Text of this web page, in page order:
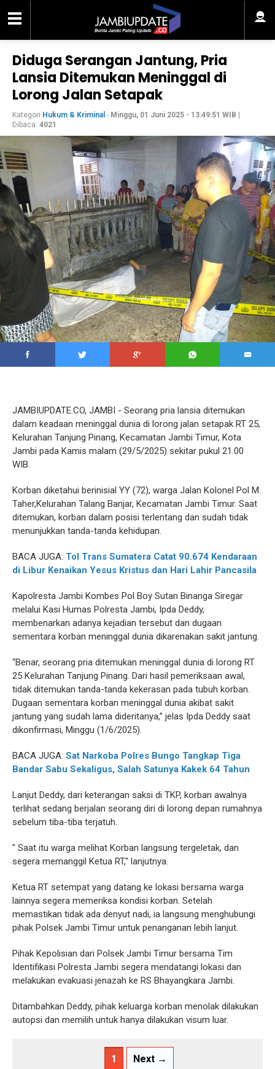
Diduga Serangan Jantung, Pria
Lansia Ditemukan Meninggal di
Lorong Jalan Setapak
Kategori Hukum & Kriminal - Minggu, 01 Juni 2025 - 13:49:51 WIB
Dibaca: 4021
JAMBIUPDATE.CO, JAMBI - Seorang pria lansia ditemukan
dalam keadaan meninggal dunia di lorong jalan setapak RT 25,
Kelurahan Tanjung Pinang, Kecamatan Jambi Timur, Kota
Jambi pada Kamis malam (29/5/2025) sekitar pukul 21.00
WIB.
Korban diketahui berinisial YY (72), warga Jalan Kolonel Pol M.
Taher,Kelurahan Talang Banjar, Kecamatan Jambi Timur. Saat
ditemukan, korban dalam posisi terlentang dan sudah tidak
menunjukkan tanda-tanda kehidupan.
BACA JUGA: Tol Trans Sumatera Catat 90.674 Kendaraan
di Libur Kenaikan Yesus Kristus dan Hari Lahir Pancasila
Kapolresta Jambi Kombes Pol Boy Sutan Binanga Siregar
melalui Kasi Humas Polresta Jambi, Ipda Deddy,
membenarkan adanya kejadian tersebut dan dugaan
sementara korban meninggal dunia dikarenakan sakit jantung.
“Benar, seorang pria ditemukan meninggal dunia di lorong RT
25 Kelurahan Tanjung Pinang. Dari hasil pemeriksaan awal,
tidak ditemukan tanda-tanda kekerasan pada tubuh korban.
Dugaan sementara korban meninggal dunia akibat sakit
jantung yang sudah lama dideritanya,” jelas Ipda Deddy saat
dikonfirmasi, Minggu (1/6/2025).
BACA JUGA: Sat Narkoba Polres Bungo Tangkap Tiga
Bandar Sabu Sekaligus, Salah Satunya Kakek 64 Tahun
Lanjut Deddy, dari keterangan saksi di TKP, korban awalnya
terlihat sedang berjalan seorang diri di lorong depan rumahnya
sebelum tiba-tiba terjatuh.
" Saat itu warga melihat Korban langsung tergeletak, dan
segera memanggil Ketua RT," lanjutnya.
Ketua RT setempat yang datang ke lokasi bersama warga
lainnya segera memeriksa kondisi korban. Setelah
memastikan tidak ada denyut nadi, ia langsung menghubungi
pihak Polsek Jambi Timur untuk penanganan lebih lanjut.
Pihak Kepolisian dari Polsek Jambi Timur bersama Tim
Identifikasi Polresta Jambi segera mendatangi lokasi dan
melakukan evakuasi jenazah ke RS Bhayangkara Jambi.
Ditambahkan Deddy, pihak keluarga korban menolak dilakukan
autopsi dan memilih untuk hanya dilakukan visum luar.
1 Next →